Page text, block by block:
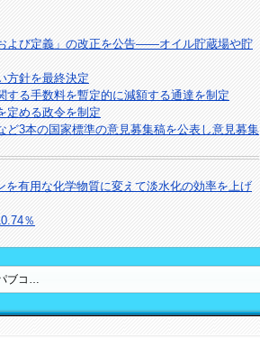
よび定義」の改正を公告――オイル貯蔵場や貯
方針を最終決定
る手数料を暫定的に減額する通達を制定
定める政令を制定
3本の国家標準の意見募集稿を公表し意見募集
有用な化学物質に変えて淡水化の効率を上げ
％
ブコ…